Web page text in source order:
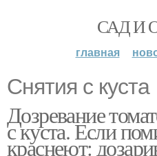
САД И
главная
Снятия с куста
Дозревание
с куста. Если
краснеют: